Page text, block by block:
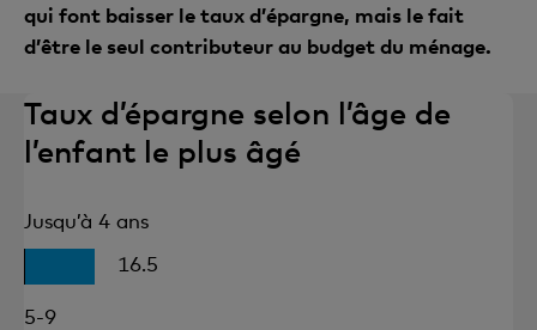
qui font baisser le taux d’épargne, mais le fait
d’être le seul contributeur au budget du ménage.
Taux d’épargne selon l’âge de
l’enfant le plus âgé
Jusqu’à 4 ans
16.5
5-9